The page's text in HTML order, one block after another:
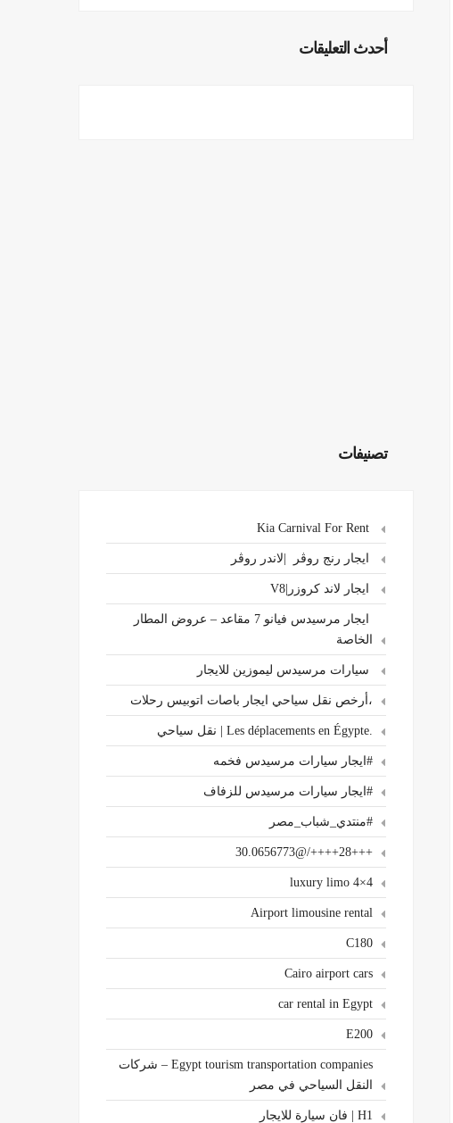
أحدث التعليقات
تصنيفات
ايجار رنج روڤر |لاندر روڤر
ايجار لاند كروزر|V8
ايجار مرسيدس فيانو 7 مقاعد – عروض المطار
الخاصة
سيارات مرسيدس ليموزين للايجار
،أرخص نقل سياحي ايجار باصات اتوبيس رحلات
.Les déplacements en Égypte | نقل سياحي
#ايجار سيارات مرسيدس فخمه
#ايجار سيارات مرسيدس للزفاف
#منتدي_شباب_مصر
+++28++++/@30.0656773
4×4 luxury limo
Airport limousine rental
C180
Cairo airport cars
car rental in Egypt
E200
Egypt tourism transportation companies – شركات
النقل السياحي في مصر
H1 | فان سيارة للايجار